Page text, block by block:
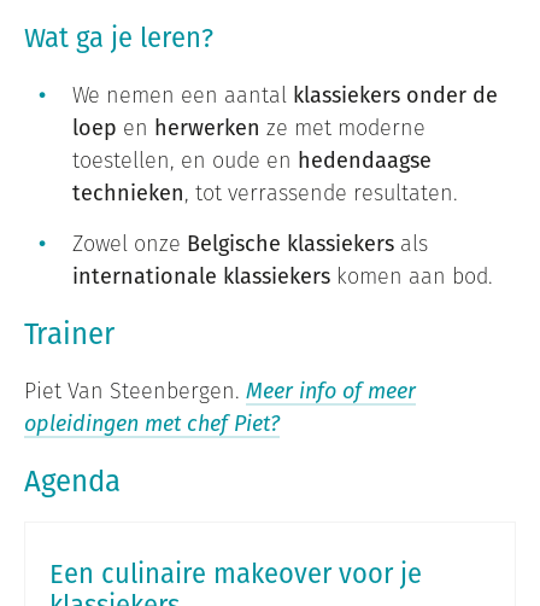
Wat ga je leren?
We nemen een aantal klassiekers onder de
loep en herwerken ze met moderne
toestellen, en oude en hedendaagse
technieken, tot verrassende resultaten.
Zowel onze Belgische klassiekers als
internationale klassiekers komen aan bod.
Trainer
Piet Van Steenbergen. Meer info of meer
opleidingen met chef Piet?
Agenda
Een culinaire makeover voor je